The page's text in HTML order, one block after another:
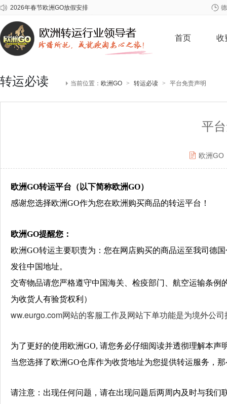
2026年春节欧洲GO放假安排
关于爱他美问题批次奶粉召回事宜
首页 收
转运必读 当前位置： 欧洲GO > 转运必读 > 平台免责声明
平
欧洲GO
欧洲GO转运平台（以下简称欧洲GO）
感谢您选择欧洲GO作为您在欧洲购买商品的转运平台！
欧洲GO提醒您：
欧洲GO转运主要职责为： 您在网店购买的商品运至我司德
发往中国地址。
交寄物品请您严格遵守中国海关、检疫部门、航空运输条
为收货人 有验货权利）
ww.eurgo.com网站的客服工作及网站下单功能是为境外公
为了更好的使用欧洲GO, 请您务必仔细阅读并透彻理解本声
当您选择了欧洲GO仓库作为收货地址为您提供转运服务，
请注意：出现任何问题，请在出现问题后两周内及时与我